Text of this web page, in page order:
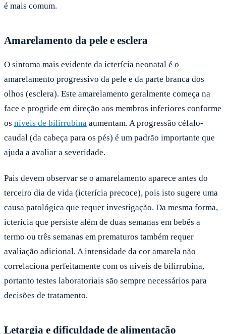
é mais comum.
Amarelamento da pele e esclera
O sintoma mais evidente da icterícia neonatal é o
amarelamento progressivo da pele e da parte branca dos
olhos (esclera). Este amarelamento geralmente começa na
face e progride em direção aos membros inferiores conforme
os níveis de bilirrubina aumentam. A progressão céfalo-
caudal (da cabeça para os pés) é um padrão importante que
ajuda a avaliar a severidade.
Pais devem observar se o amarelamento aparece antes do
terceiro dia de vida (icterícia precoce), pois isto sugere uma
causa patológica que requer investigação. Da mesma forma,
icterícia que persiste além de duas semanas em bebês a
termo ou três semanas em prematuros também requer
avaliação adicional. A intensidade da cor amarela não
correlaciona perfeitamente com os níveis de bilirrubina,
portanto testes laboratoriais são sempre necessários para
decisões de tratamento.
Letargia e dificuldade de alimentação